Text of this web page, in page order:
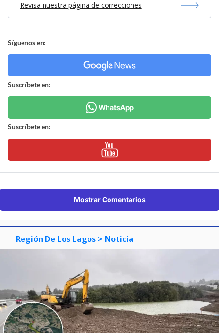
Revisa nuestra página de correcciones
Síguenos en:
Suscríbete en:
Suscríbete en:
Mostrar Comentarios
Región De Los Lagos > Noticia